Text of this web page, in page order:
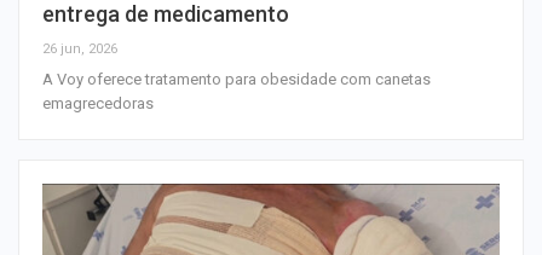
entrega de medicamento
26 jun, 2026
A Voy oferece tratamento para obesidade com canetas
emagrecedoras